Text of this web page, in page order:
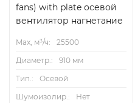
fans) with plate осевой
вентилятор нагнетание
Max, м³/ч:
25500
Диаметр.:
910 мм
Тип.:
Осевой
Шумоизолир.:
Нет